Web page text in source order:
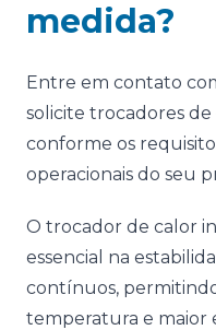
medida?
Entre em contato
solicite trocadores
conforme os
operacionais do seu
O trocador de calor
essencial na
contínuos,
temperatura e maior